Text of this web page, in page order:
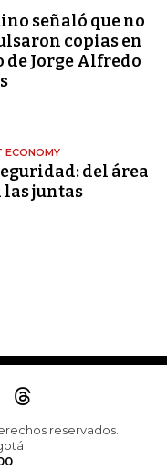
señaló que no
copias en
de Jorge Alfredo
ECONOMY
del área
las juntas
reservados.